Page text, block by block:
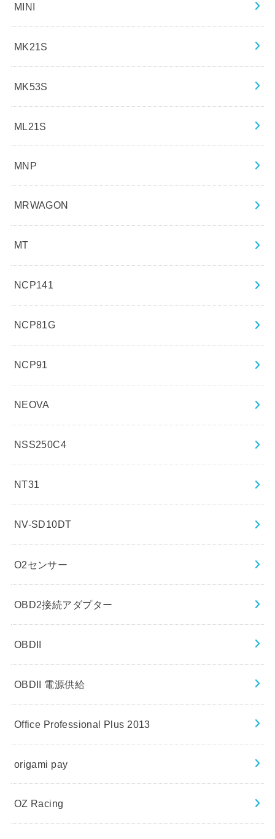
MINI
MK21S
MK53S
ML21S
MNP
MRWAGON
MT
NCP141
NCP81G
NCP91
NEOVA
NSS250C4
NT31
NV-SD10DT
O2センサー
OBD2接続アダプター
OBDII
OBDII 電源供給
Office Professional Plus 2013
origami pay
OZ Racing